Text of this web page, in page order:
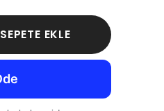
SEPETE EKLE